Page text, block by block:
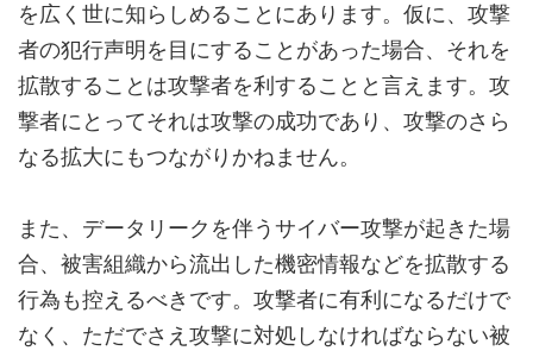
を広く世に知らしめることにあります。仮に、攻撃
者の犯行声明を目にすることがあった場合、それを
拡散することは攻撃者を利することと言えます。攻
撃者にとってそれは攻撃の成功であり、攻撃のさら
なる拡大にもつながりかねません。
また、データリークを伴うサイバー攻撃が起きた場
合、被害組織から流出した機密情報などを拡散する
行為も控えるべきです。攻撃者に有利になるだけで
なく、ただでさえ攻撃に対処しなければならない被